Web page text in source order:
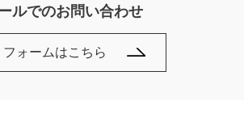
ルでのお問い合わせ
フォームはこちら